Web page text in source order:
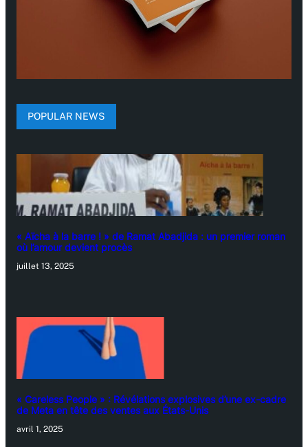
POPULAR NEWS
« Aïcha à la barre ! » de Ramat Abadjida : un premier roman
où l’amour devient procès
juillet 13, 2025
« Careless People » : Révélations explosives d’une ex-cadre
de Meta en tête des ventes aux États-Unis
avril 1, 2025